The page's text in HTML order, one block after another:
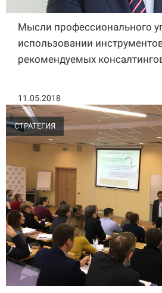
Мысли профессионального
использовании
рекомендуемых
11.05.2018
СТРАТЕГИЯ